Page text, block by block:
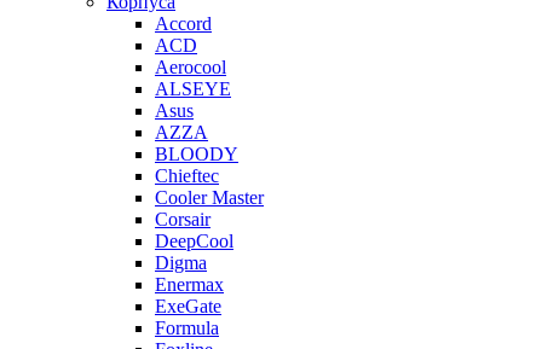
Accord
ACD
Aerocool
ALSEYE
Asus
AZZA
BLOODY
Chieftec
Cooler Master
Corsair
DeepCool
Digma
Enermax
ExeGate
Formula